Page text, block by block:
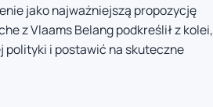
jako najważniejszą propozycję
z Vlaams Belang podkreślił z kolei,
polityki i postawić na skuteczne